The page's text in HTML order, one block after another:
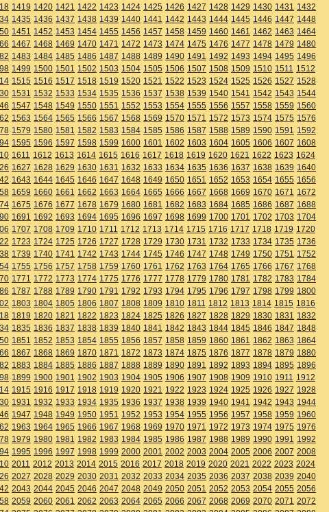
1419 1420 1421 1422 1423 1424 1425 1426 1427 1428 1429 1430 1431 1432
1435 1436 1437 1438 1439 1440 1441 1442 1443 1444 1445 1446 1447 1448
1451 1452 1453 1454 1455 1456 1457 1458 1459 1460 1461 1462 1463 1464
1467 1468 1469 1470 1471 1472 1473 1474 1475 1476 1477 1478 1479 1480
1483 1484 1485 1486 1487 1488 1489 1490 1491 1492 1493 1494 1495 1496
1499 1500 1501 1502 1503 1504 1505 1506 1507 1508 1509 1510 1511 1512
1515 1516 1517 1518 1519 1520 1521 1522 1523 1524 1525 1526 1527 1528
1531 1532 1533 1534 1535 1536 1537 1538 1539 1540 1541 1542 1543 1544
1547 1548 1549 1550 1551 1552 1553 1554 1555 1556 1557 1558 1559 1560
1563 1564 1565 1566 1567 1568 1569 1570 1571 1572 1573 1574 1575 1576
1579 1580 1581 1582 1583 1584 1585 1586 1587 1588 1589 1590 1591 1592
1595 1596 1597 1598 1599 1600 1601 1602 1603 1604 1605 1606 1607 1608
1611 1612 1613 1614 1615 1616 1617 1618 1619 1620 1621 1622 1623 1624
1627 1628 1629 1630 1631 1632 1633 1634 1635 1636 1637 1638 1639 1640
1643 1644 1645 1646 1647 1648 1649 1650 1651 1652 1653 1654 1655 1656
1659 1660 1661 1662 1663 1664 1665 1666 1667 1668 1669 1670 1671 1672
1675 1676 1677 1678 1679 1680 1681 1682 1683 1684 1685 1686 1687 1688
1691 1692 1693 1694 1695 1696 1697 1698 1699 1700 1701 1702 1703 1704
1707 1708 1709 1710 1711 1712 1713 1714 1715 1716 1717 1718 1719 1720
1723 1724 1725 1726 1727 1728 1729 1730 1731 1732 1733 1734 1735 1736
1739 1740 1741 1742 1743 1744 1745 1746 1747 1748 1749 1750 1751 1752
1755 1756 1757 1758 1759 1760 1761 1762 1763 1764 1765 1766 1767 1768
1771 1772 1773 1774 1775 1776 1777 1778 1779 1780 1781 1782 1783 1784
1787 1788 1789 1790 1791 1792 1793 1794 1795 1796 1797 1798 1799 1800
1803 1804 1805 1806 1807 1808 1809 1810 1811 1812 1813 1814 1815 1816
1819 1820 1821 1822 1823 1824 1825 1826 1827 1828 1829 1830 1831 1832
1835 1836 1837 1838 1839 1840 1841 1842 1843 1844 1845 1846 1847 1848
1851 1852 1853 1854 1855 1856 1857 1858 1859 1860 1861 1862 1863 1864
1867 1868 1869 1870 1871 1872 1873 1874 1875 1876 1877 1878 1879 1880
1883 1884 1885 1886 1887 1888 1889 1890 1891 1892 1893 1894 1895 1896
1899 1900 1901 1902 1903 1904 1905 1906 1907 1908 1909 1910 1911 1912
1915 1916 1917 1918 1919 1920 1921 1922 1923 1924 1925 1926 1927 1928
1931 1932 1933 1934 1935 1936 1937 1938 1939 1940 1941 1942 1943 1944
1947 1948 1949 1950 1951 1952 1953 1954 1955 1956 1957 1958 1959 1960
1963 1964 1965 1966 1967 1968 1969 1970 1971 1972 1973 1974 1975 1976
1979 1980 1981 1982 1983 1984 1985 1986 1987 1988 1989 1990 1991 1992
1995 1996 1997 1998 1999 2000 2001 2002 2003 2004 2005 2006 2007 2008
2011 2012 2013 2014 2015 2016 2017 2018 2019 2020 2021 2022 2023 2024
2027 2028 2029 2030 2031 2032 2033 2034 2035 2036 2037 2038 2039 2040
2043 2044 2045 2046 2047 2048 2049 2050 2051 2052 2053 2054 2055 2056
2059 2060 2061 2062 2063 2064 2065 2066 2067 2068 2069 2070 2071 2072